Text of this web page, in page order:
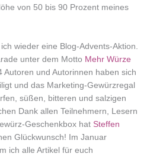
von 50 bis 90 Prozent meines
wieder eine Blog-Advents-Aktion.
unter dem Motto Mehr Würze
Autoren und Autorinnen haben sich
und das Marketing-Gewürzregal
süßen, bitteren und salzigen
Dank allen Teilnehmern, Lesern
Geschenkbox hat Steffen
Glückwunsch! Im Januar
ich alle Artikel für euch